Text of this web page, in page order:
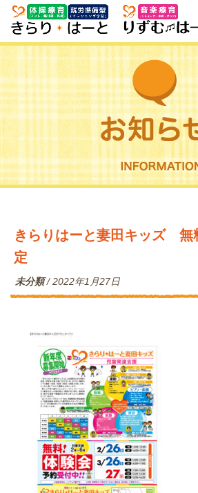
きらりはーと妻田キッズ 無
定
未分類/2022年1月27日